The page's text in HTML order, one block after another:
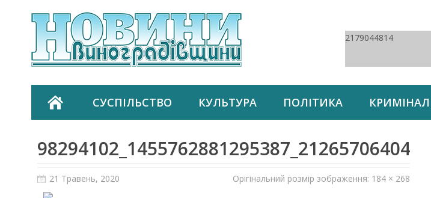
2179044814
СУСПІЛЬСТВО КУЛЬТУРА ПОЛІТИКА КРИМІНАЛ
21 Травень, 2020 Орігінальний розмір зображення: 184 × 268